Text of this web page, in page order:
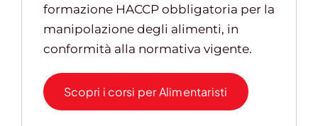
Chi siamo
formazione HACCP obbligatoria per la
manipolazione degli alimenti, in
conformità alla normativa vigente.
Scopri i corsi per Alimentaristi